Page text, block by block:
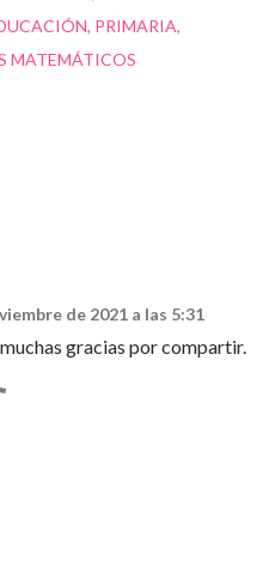
PRIMARIA
MATEMÁTICOS
de 2021 a las 5:31
gracias por compartir.